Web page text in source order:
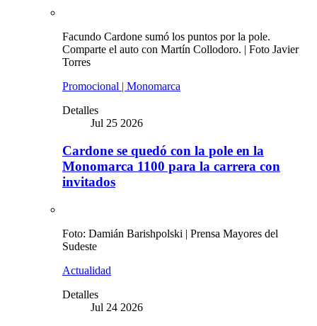
Facundo Cardone sumó los puntos por la pole.
Comparte el auto con Martín Collodoro. | Foto Javier
Torres
Promocional | Monomarca
Detalles
Jul 25 2026
Cardone se quedó con la pole en la
Monomarca 1100 para la carrera con
invitados
Foto: Damián Barishpolski | Prensa Mayores del
Sudeste
Actualidad
Detalles
Jul 24 2026